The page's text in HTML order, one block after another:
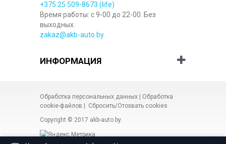
+375 25 509-8673 (life)
Время работы: с 9-00 до 22-00. Без
выходных.
zakaz@akb-auto.by
ИНФОРМАЦИЯ
Обработка персональных данных
Обработка
cookie-файлов
Сбросить/Отозвать cookies
Copyright © 2017 akb-auto.by.